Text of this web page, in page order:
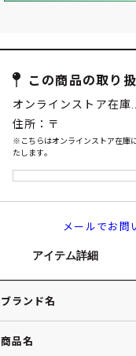
この商品の取り
オンラインストア在庫..
住所：〒
※こちらはオンラインストア在庫
たします｡
メールでお問
アイテム詳細
ブランド名
商品名